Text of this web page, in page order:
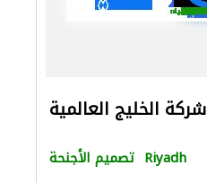
شركة الخليج العالمية
تصميم الأجنحة Riyadh